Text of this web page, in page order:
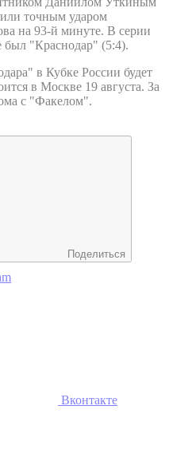
точным ударом
на 93-й минуте. В серии
был "Краснодар" (5:4).
в Кубке России будет
в Москве 19 августа. За
с "Факелом".
Поделиться
Вконтакте